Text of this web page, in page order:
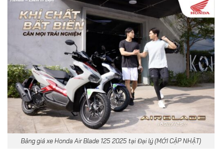
Bảng giá xe Honda Air Blade 125 2025 tại Đại lý (MỚI CẬP NHẬT)